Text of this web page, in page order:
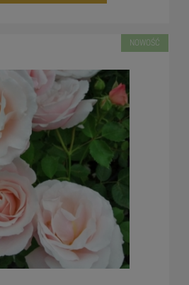
NOWOŚĆ